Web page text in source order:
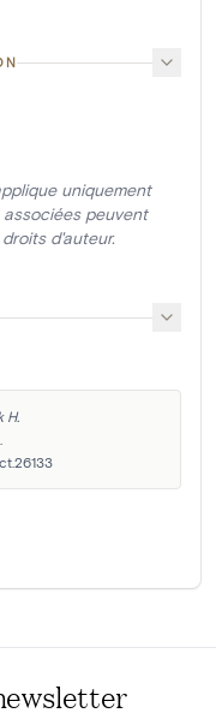
uniquement
peuvent
d'auteur.
H.